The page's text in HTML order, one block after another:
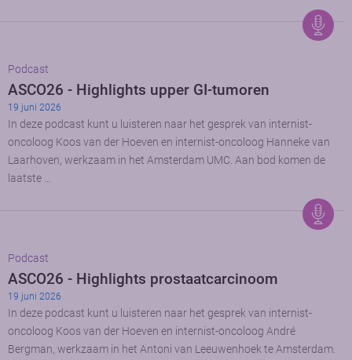
Podcast
ASCO26 - Highlights upper GI-tumoren
19 juni 2026
In deze podcast kunt u luisteren naar het gesprek van internist-
oncoloog Koos van der Hoeven en internist-oncoloog Hanneke van
Laarhoven, werkzaam in het Amsterdam UMC. Aan bod komen de
laatste …
Podcast
ASCO26 - Highlights prostaatcarcinoom
19 juni 2026
In deze podcast kunt u luisteren naar het gesprek van internist-
oncoloog Koos van der Hoeven en internist-oncoloog André
Bergman, werkzaam in het Antoni van Leeuwenhoek te Amsterdam.